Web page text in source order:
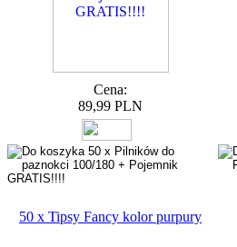
Cena:
89,99 PLN
50 x Tipsy Fancy kolor purpury